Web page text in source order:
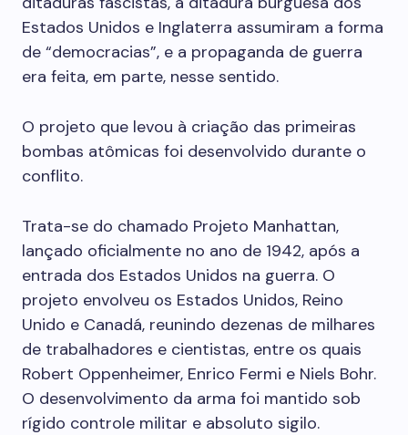
Estados Unidos e Inglaterra assumiram a forma
de “democracias”, e a propaganda de guerra
era feita, em parte, nesse sentido.
O projeto que levou à criação das primeiras
bombas atômicas foi desenvolvido durante o
conflito.
Trata-se do chamado Projeto Manhattan,
lançado oficialmente no ano de 1942, após a
entrada dos Estados Unidos na guerra. O
projeto envolveu os Estados Unidos, Reino
Unido e Canadá, reunindo dezenas de milhares
de trabalhadores e cientistas, entre os quais
Robert Oppenheimer, Enrico Fermi e Niels Bohr.
O desenvolvimento da arma foi mantido sob
rígido controle militar e absoluto sigilo.